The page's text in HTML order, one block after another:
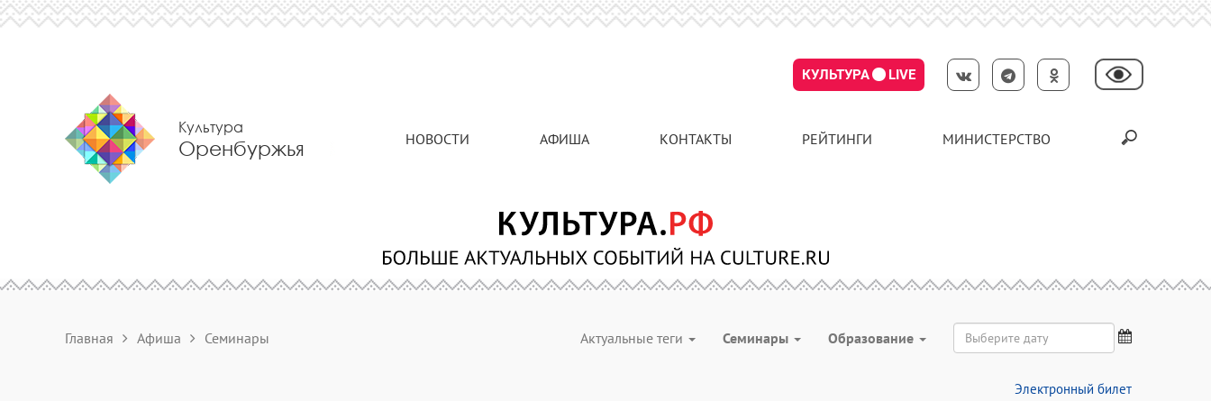
КУЛЬТУРА LIVE
Культура
Оренбуржья НОВОСТИ АФИША КОНТАКТЫ РЕЙТИНГИ МИНИСТЕРСТВО
Главная Афиша Семинары Актуальные теги Семинары Образование
Электронный билет